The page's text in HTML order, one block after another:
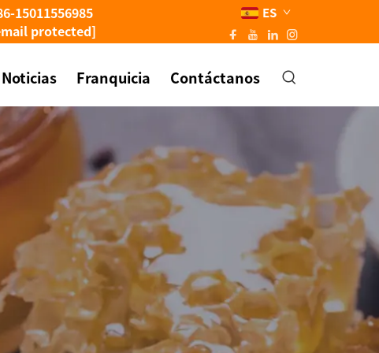
15011556985
protected]
ES
Noticias Franquicia Contáctanos